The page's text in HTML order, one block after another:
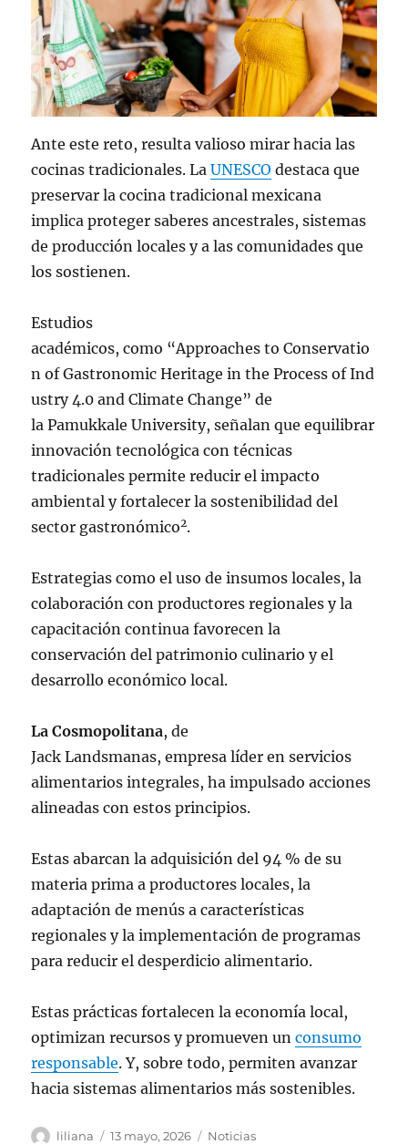
Ante este reto, resulta valioso mirar hacia las
cocinas tradicionales. LaUNESCO destaca que
preservar la cocina tradicional mexicana
implica proteger saberes ancestrales, sistemas
de producción locales y a las comunidades que
los sostienen.
Estudios
académicos, como “Approaches to Conservatio
n of Gastronomic Heritage in the Process of Ind
ustry 4.0 and Climate Change” de
la Pamukkale University, señalan que equilibrar
innovación tecnológica con técnicas
tradicionales permite reducir el impacto
ambiental y fortalecer la sostenibilidad del
sector gastronómico2.
Estrategias como el uso de insumos locales, la
colaboración con productores regionales y la
capacitación continua favorecen la
conservación del patrimonio culinario y el
desarrollo económico local.
La Cosmopolitana, de
Jack Landsmanas, empresa líder en servicios
alimentarios integrales, ha impulsado acciones
alineadas con estos principios.
Estas abarcan la adquisición del 94 % de su
materia prima a productores locales, la
adaptación de menús a características
regionales y la implementación de programas
para reducir el desperdicio alimentario.
Estas prácticas fortalecen la economía local,
optimizan recursos y promueven unconsumo
responsable. Y, sobre todo, permiten avanzar
hacia sistemas alimentarios más sostenibles.
Autor
liliana
Publicado
13 mayo, 2026 Categorías
Noticias